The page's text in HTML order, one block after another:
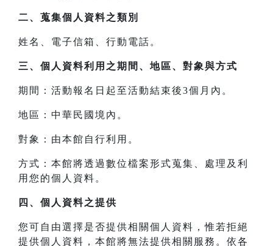
二、 蒐集個人資料之類別
姓名、電子信箱、行動電話。
三、 個人資料利用之期間、地區、對象與方式
期間：活動報名日起至活動結束後3個月內。
地區：中華民國境內。
對象：由本館自行利用。
方式：本館將透過數位檔案形式蒐集、處理及利
用您的個人資料。
四、 個人資料之提供
您可自由選擇是否提供相關個人資料，惟若拒絕
提供個人資料，本館將無法提供相關服務。依各